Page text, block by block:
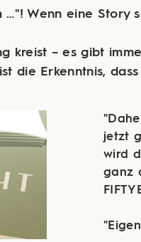
…"! Wenn eine Story
kreist – es gibt
die Erkenntnis,
jetzt
wird
ganz